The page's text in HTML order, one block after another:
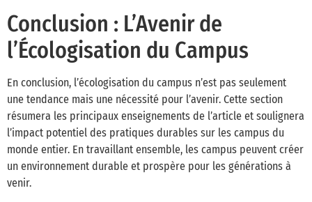
Conclusion : L’Avenir de
l’Écologisation du Campus
En conclusion, l’écologisation du campus n’est pas seulement
une tendance mais une nécessité pour l’avenir. Cette section
résumera les principaux enseignements de l’article et soulignera
l’impact potentiel des pratiques durables sur les campus du
monde entier. En travaillant ensemble, les campus peuvent créer
un environnement durable et prospère pour les générations à
venir.